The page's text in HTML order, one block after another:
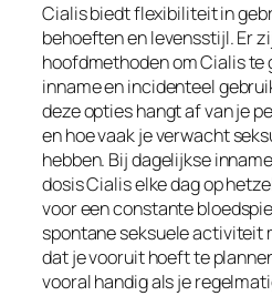
Cialis biedt flexibiliteit in
behoeften en levensstijl. Er
hoofdmethoden om Cialis te
inname en incidenteel
deze opties hangt af van je
en hoe vaak je verwacht
hebben. Bij dagelijkse
dosis Cialis elke dag op
voor een constante
spontane seksuele activiteit
dat je vooruit hoeft te
vooral handig als je